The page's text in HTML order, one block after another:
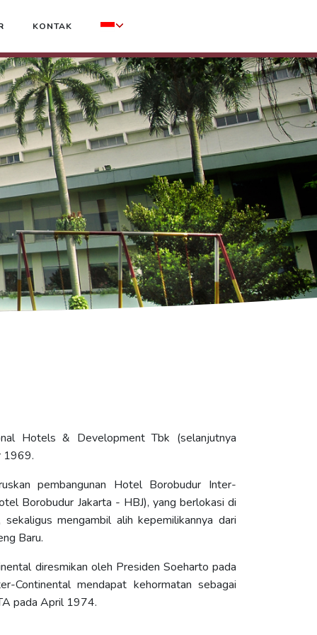
KONTAK
Hotels & Development Tbk (selanjutnya
1969.
pembangunan Hotel Borobudur Inter-
Borobudur Jakarta - HBJ), yang berlokasi di
mengambil alih kepemilikannya dari
Baru.
diresmikan oleh Presiden Soeharto pada
mendapat kehormatan sebagai
pada April 1974.